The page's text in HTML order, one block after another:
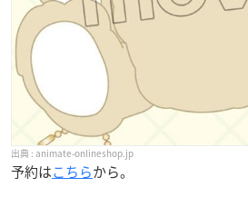
animate-onlineshop.jp
予約はこちらから。